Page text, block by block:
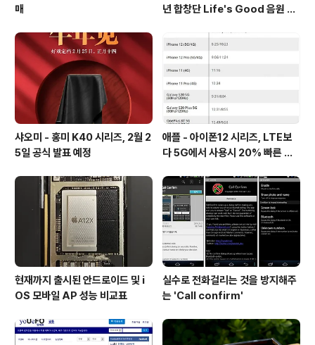
매
년 합창단 Life's Good 음원 공
샤오미 - 홍미 K40 시리즈, 2월 2
5일 공식 발표 예정
애플 - 아이폰12 시리즈, LTE보
다 5G에서 사용시 20% 빠른 배
현재까지 출시된 안드로이드 및 i
OS 모바일 AP 성능 비교표
실수로 전화걸리는 것을 방지해주
는 'Call confirm'